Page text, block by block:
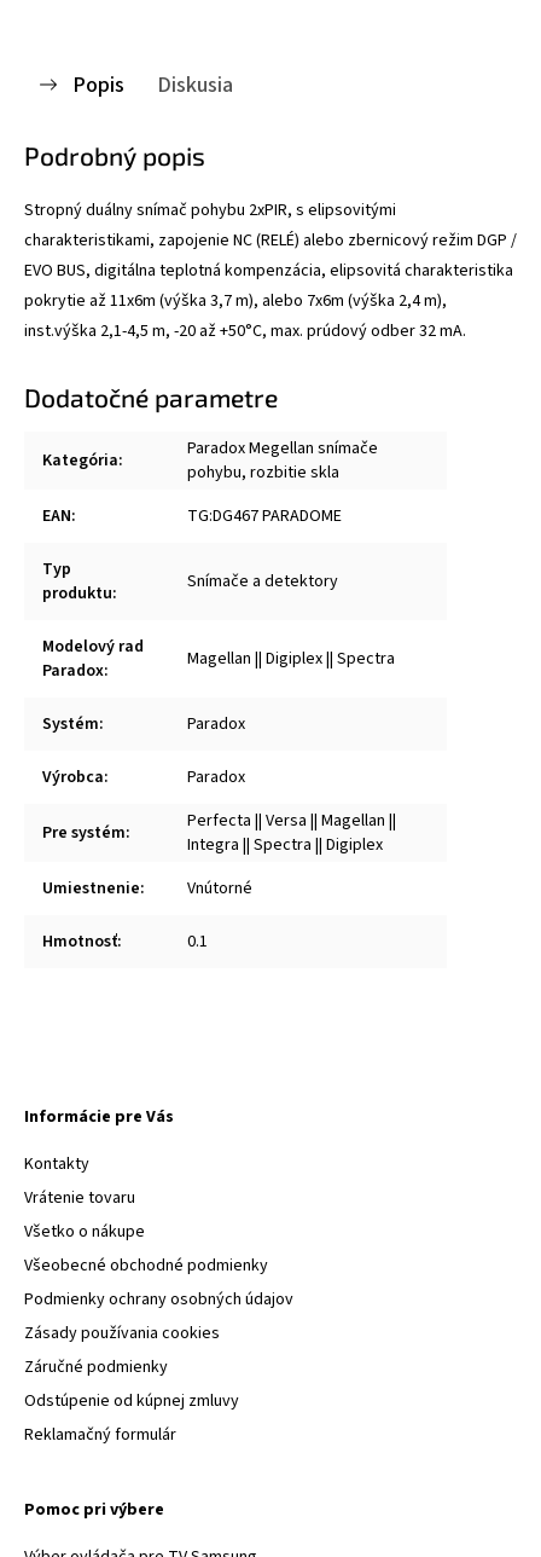
Popis Diskusia
Podrobný popis
Stropný duálny snímač pohybu 2xPIR, s elipsovitými
charakteristikami, zapojenie NC (RELÉ) alebo zbernicový režim DGP /
EVO BUS, digitálna teplotná kompenzácia, elipsovitá charakteristika
pokrytie až 11x6m (výška 3,7 m), alebo 7x6m (výška 2,4 m),
inst.výška 2,1-4,5 m, -20 až +50°C, max. prúdový odber 32 mA.
Dodatočné parametre
Kategória:
Paradox Megellan snímače
pohybu, rozbitie skla
EAN: TG:DG467 PARADOME
Typ
produktu: Snímače a detektory
Modelový rad
Paradox: Magellan || Digiplex || Spectra
Systém: Paradox
Výrobca: Paradox
Pre systém:
Perfecta || Versa || Magellan ||
Integra || Spectra || Digiplex
Umiestnenie: Vnútorné
Hmotnosť: 0.1
Informácie pre Vás
Kontakty
Vrátenie tovaru
Všetko o nákupe
Všeobecné obchodné podmienky
Podmienky ochrany osobných údajov
Zásady používania cookies
Záručné podmienky
Odstúpenie od kúpnej zmluvy
Reklamačný formulár
Pomoc pri výbere